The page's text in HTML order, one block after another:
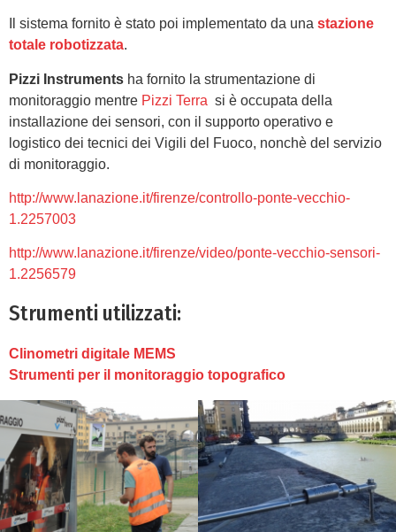
Il sistema fornito è stato poi implementato da una stazione
totale robotizzata.
Pizzi Instruments ha fornito la strumentazione di
monitoraggio mentre Pizzi Terra si è occupata della
installazione dei sensori, con il supporto operativo e
logistico dei tecnici dei Vigili del Fuoco, nonchè del servizio
di monitoraggio.
http://www.lanazione.it/firenze/controllo-ponte-vecchio-
1.2257003
http://www.lanazione.it/firenze/video/ponte-vecchio-sensori-
1.2256579
Strumenti utilizzati:
Clinometri digitale MEMS
Strumenti per il monitoraggio topografico